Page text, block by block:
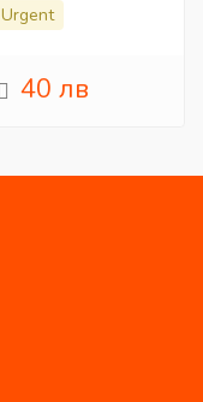
Urgent
40 лв